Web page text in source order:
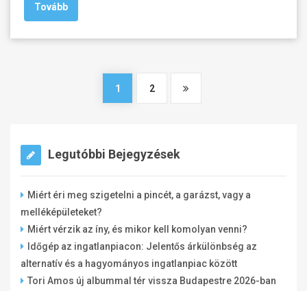
Tovább
1 2
Legutóbbi Bejegyzések
Miért éri meg szigetelni a pincét, a garázst, vagy a
melléképületeket?
Miért vérzik az íny, és mikor kell komolyan venni?
Időgép az ingatlanpiacon: Jelentős árkülönbség az
alternatív és a hagyományos ingatlanpiac között
Tori Amos új albummal tér vissza Budapestre 2026-ban